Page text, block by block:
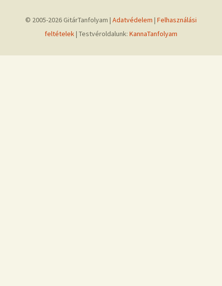
© 2005-2026 GitárTanfolyam | Adatvédelem | Felhasználási
feltételek| Testvéroldalunk: KannaTanfolyam